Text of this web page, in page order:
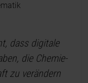
dass digitale
die Chemie-
zu verändern